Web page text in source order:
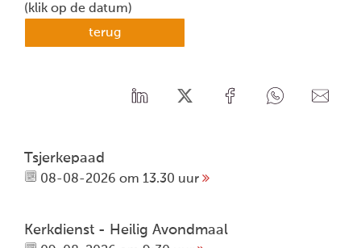
(klik op de datum)
terug
Tsjerkepaad
08-08-2026 om 13.30 uur
Kerkdienst - Heilig Avondmaal